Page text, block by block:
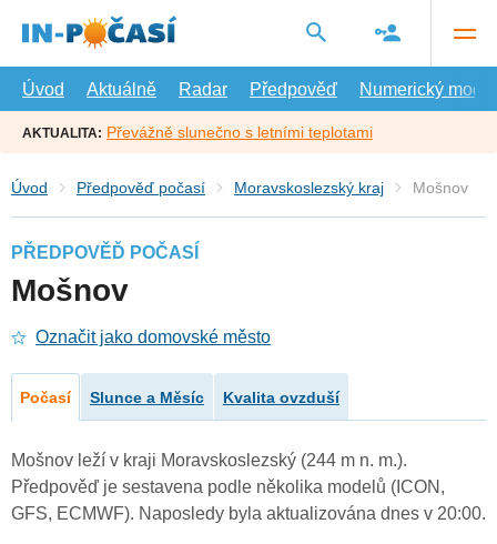
hlavní
Úvod
Aktuálně Radar Předpověď Numerický model
AKTUALITA: Převážně slunečno s letními teplotami
Úvod Předpověď počasí Moravskoslezský kraj Mošnov
PŘEDPOVĚĎ POČASÍ
Mošnov
Označit jako domovské město
Počasí Slunce a Měsíc Kvalita ovzduší
Mošnov leží v kraji Moravskoslezský (244 m n. m.).
Předpověď je sestavena podle několika modelů (ICON,
GFS, ECMWF). Naposledy byla aktualizována dnes v 20:00.